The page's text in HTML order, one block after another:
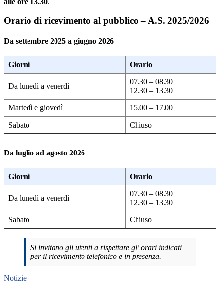
Orario di ricevimento al pubblico – A.S. 2025/2026
Da settembre 2025 a giugno 2026
Giorni Orario
Da lunedì a venerdì
07.30 – 08.30
12.30 – 13.30
Martedì e giovedì 15.00 – 17.00
Sabato Chiuso
Da luglio ad agosto 2026
Giorni Orario
Da lunedì a venerdì
07.30 – 08.30
12.30 – 13.30
Sabato Chiuso
Si invitano gli utenti a rispettare gli orari indicati
per il ricevimento telefonico e in presenza.
Notizie